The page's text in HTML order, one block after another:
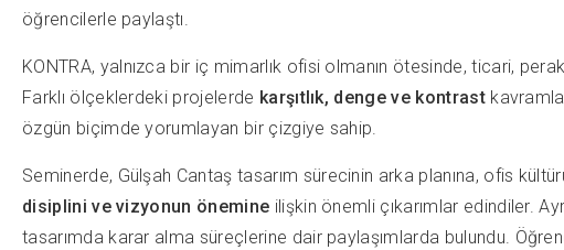
öğrencilerle paylaştı.
KONTRA, yalnızca bir iç mimarlık ofisi olmanın ötesinde, ticari,
Farklı ölçeklerdeki projelerde karşıtlık, denge ve kontrast
özgün biçimde yorumlayan bir çizgiye sahip.
Seminerde, Gülşah Cantaş tasarım sürecinin arka planına, ofis
disiplini ve vizyonun önemine ilişkin önemli çıkarımlar edindiler.
tasarımda karar alma süreçlerine dair paylaşımlarda bulundu.